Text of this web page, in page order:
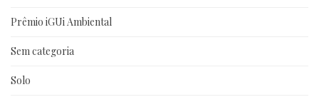
Prêmio iGUi Ambiental
Sem categoria
Solo